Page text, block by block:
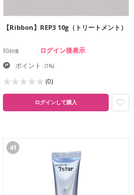
【Ribbon】REP3 10g（トリートメント）
EG卸価 ログイン後表示
ポイント :(1%)
(0)
ログインして購入
41